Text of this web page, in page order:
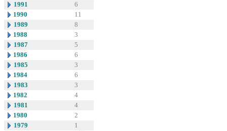
1991
6
1990
11
1989
8
1988
3
1987
5
1986
6
1985
3
1984
6
1983
3
1982
4
1981
4
1980
2
1979
1